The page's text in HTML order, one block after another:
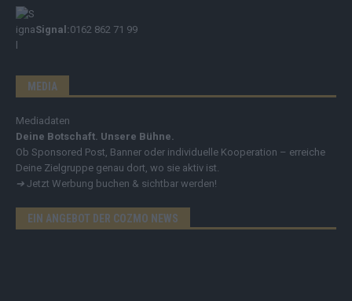
Signal:0162 862 71 99
MEDIA
Mediadaten
Deine Botschaft. Unsere Bühne.
Ob Sponsored Post, Banner oder individuelle Kooperation – erreiche
Deine Zielgruppe genau dort, wo sie aktiv ist.
➔ Jetzt Werbung buchen & sichtbar werden!
EIN ANGEBOT DER COZMO NEWS